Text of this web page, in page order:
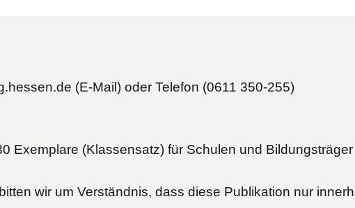
(E-Mail) oder Telefon (0611 350-255)
Exemplare (Klassensatz) für Schulen und Bildungsträger
wir um Verständnis, dass diese Publikation nur